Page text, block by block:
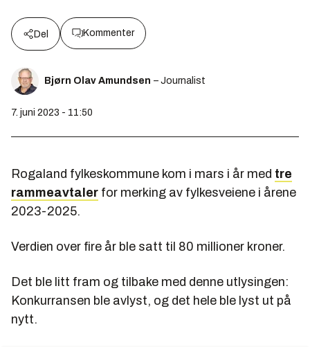
Del Kommenter
Bjørn Olav Amundsen – Journalist
7. juni 2023 - 11:50
Rogaland fylkeskommune kom i mars i år med tre
rammeavtaler for merking av fylkesveiene i årene
2023-2025.
Verdien over fire år ble satt til 80 millioner kroner.
Det ble litt fram og tilbake med denne utlysingen:
Konkurransen ble avlyst, og det hele ble lyst ut på
nytt.